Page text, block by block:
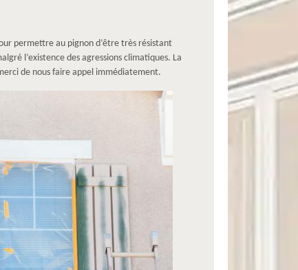
permettre au pignon d’être très résistant
l’existence des agressions climatiques. La
de nous faire appel immédiatement.